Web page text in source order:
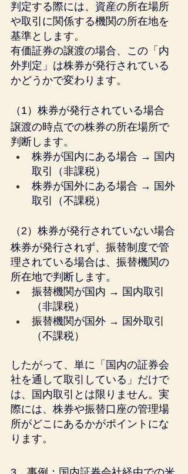
判定する際には、資産の所在場所
や取引に関係する機関の所在地を
基準とします。
有価証券の譲渡の場合、この「内
外判定」は株券が発行されている
かどうかで変わります。
（1）株券が発行されている場合
譲渡の時点での株券の所在場所で
判断します。
株券が国内にある場合 → 国内
取引（非課税）
株券が国外にある場合 → 国外
取引（不課税）
（2）株券が発行されていない場合
株券が発行されず、振替制度で管
理されている場合は、振替機関の
所在地で判断します。
振替機関が国内 → 国内取引
（非課税）
振替機関が国外 → 国外取引
（不課税）
したがって、単に「国内の証券会
社を通して取引している」だけで
は、国内取引とは限りません。実
際には、株券や振替口座の管理場
所がどこにあるかがポイントにな
ります。